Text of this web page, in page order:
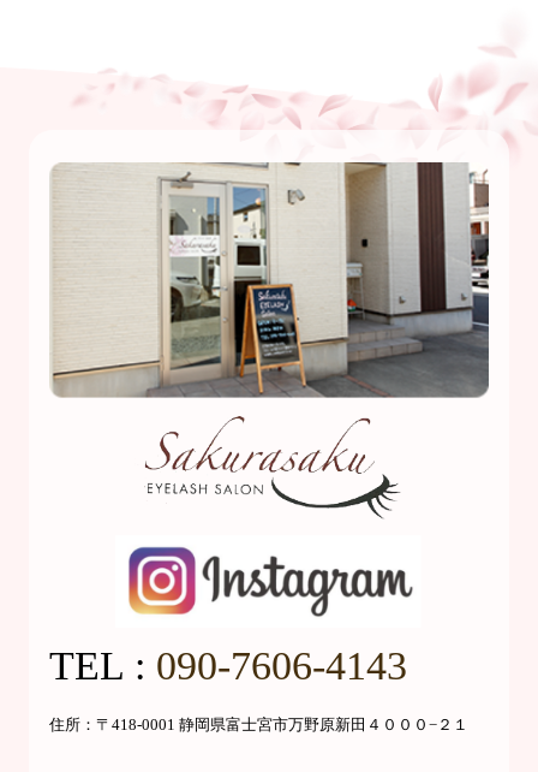
TEL : 090-7606-4143
住所：〒418-0001 静岡県富士宮市万野原新田４０００−２１